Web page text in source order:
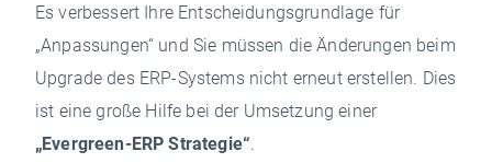
Es verbessert Ihre Entscheidungsgrundlage für
„Anpassungen“ und Sie müssen die Änderungen beim
Upgrade des ERP-Systems nicht erneut erstellen. Dies
ist eine große Hilfe bei der Umsetzung einer
„Evergreen-ERP Strategie“.